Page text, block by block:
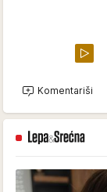
Komentariši